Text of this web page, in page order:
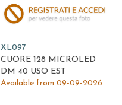
XL097
CUORE 128 MICROLED
DM 40 USO EST
Available from 09-09-2026